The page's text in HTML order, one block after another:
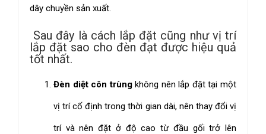
dây chuyền sản xuất.
Sau đây là cách lắp đặt cũng như vị trí
lắp đặt sao cho đèn đạt được hiệu quả
tốt nhất.
Đèn diệt côn trùngkhông nên lắp đặt tại một
vị trí cố định trong thời gian dài, nên thay đổi vị
trí và nên đặt ở độ cao từ đầu gối trở lên